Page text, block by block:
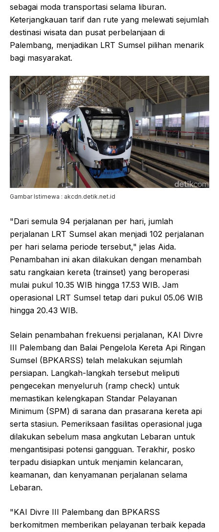
sebagai moda transportasi selama liburan.
Keterjangkauan tarif dan rute yang melewati sejumlah
destinasi wisata dan pusat perbelanjaan di
Palembang, menjadikan LRT Sumsel pilihan menarik
bagi masyarakat.
Gambar Istimewa : akcdn.detik.net.id
"Dari semula 94 perjalanan per hari, jumlah
perjalanan LRT Sumsel akan menjadi 102 perjalanan
per hari selama periode tersebut," jelas Aida.
Penambahan ini akan dilakukan dengan menambah
satu rangkaian kereta (trainset) yang beroperasi
mulai pukul 10.35 WIB hingga 17.53 WIB. Jam
operasional LRT Sumsel tetap dari pukul 05.06 WIB
hingga 20.43 WIB.
Selain penambahan frekuensi perjalanan, KAI Divre
III Palembang dan Balai Pengelola Kereta Api Ringan
Sumsel (BPKARSS) telah melakukan sejumlah
persiapan. Langkah-langkah tersebut meliputi
pengecekan menyeluruh (ramp check) untuk
memastikan kelengkapan Standar Pelayanan
Minimum (SPM) di sarana dan prasarana kereta api
serta stasiun. Pemeriksaan fasilitas operasional juga
dilakukan sebelum masa angkutan Lebaran untuk
mengantisipasi potensi gangguan. Terakhir, posko
terpadu disiapkan untuk menjamin kelancaran,
keamanan, dan kenyamanan perjalanan selama
Lebaran.
"KAI Divre III Palembang dan BPKARSS
berkomitmen memberikan pelayanan terbaik kepada